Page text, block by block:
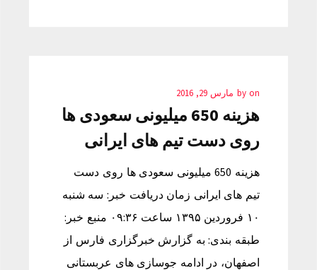
by on مارس 29, 2016
هزینه 650 میلیونی سعودی ها
روی دست تیم های ایرانی
هزینه 650 میلیونی سعودی ها روی دست
تیم های ایرانی زمان دریافت خبر: سه شنبه
۱۰ فروردین ۱۳۹۵ ساعت ۰۹:۳۶ منبع خبر:
طبقه بندی: به گزارش خبرگزاری فارس از
اصفهان، در ادامه جوسازی های عربستانی